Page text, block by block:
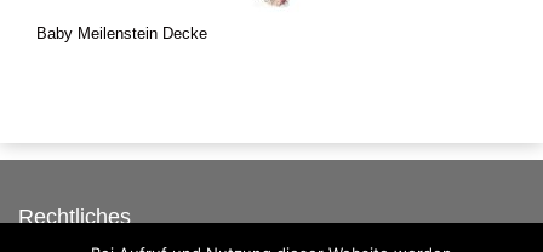
Baby Meilenstein Decke
Rechtliches